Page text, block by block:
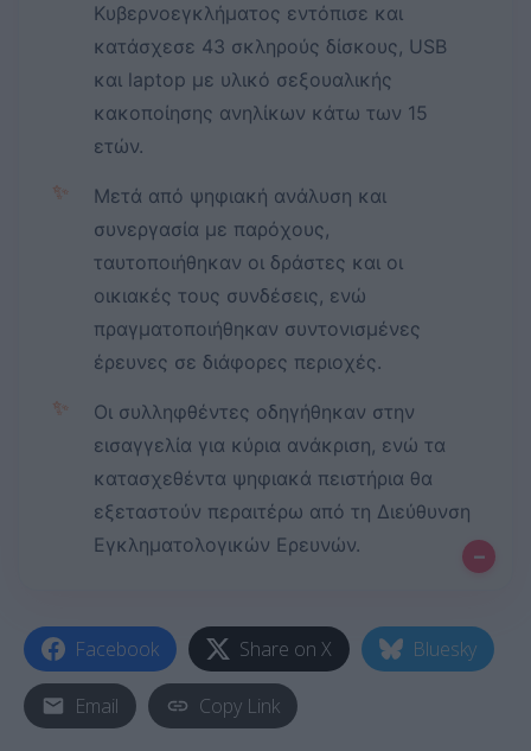
Κυβερνοεγκλήματος εντόπισε και
κατάσχεσε 43 σκληρούς δίσκους, USB
και laptop με υλικό σεξουαλικής
κακοποίησης ανηλίκων κάτω των 15
ετών.
✨
Μετά από ψηφιακή ανάλυση και
συνεργασία με παρόχους,
ταυτοποιήθηκαν οι δράστες και οι
οικιακές τους συνδέσεις, ενώ
πραγματοποιήθηκαν συντονισμένες
έρευνες σε διάφορες περιοχές.
✨
Οι συλληφθέντες οδηγήθηκαν στην
εισαγγελία για κύρια ανάκριση, ενώ τα
κατασχεθέντα ψηφιακά πειστήρια θα
εξεταστούν περαιτέρω από τη Διεύθυνση
Εγκληματολογικών Ερευνών.
–
Facebook Share on X Bluesky
Email Copy Link